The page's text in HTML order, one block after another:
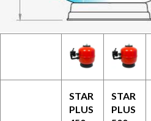
STAR
PLUS
STAR
PLUS